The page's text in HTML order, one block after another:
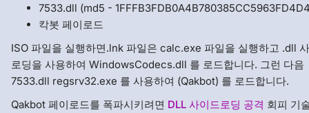
7533.dll (md5 -
칵봇 페이로드
ISO 파일을 실행하면.lnk 파일은 calc.exe 파일을 실행하고 .dll
로딩을 사용하여 WindowsCodecs.dll 를 로드합니다. 그런 다음
7533.dll regsrv32.exe 를 사용하여 (Qakbot) 를 로드합니다.
Qakbot 페이로드를 폭파시키려면 DLL 사이드로딩 공격 회피 기